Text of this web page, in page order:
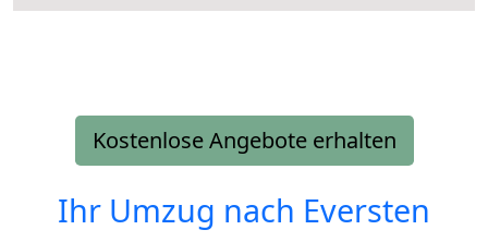
Kostenlose Angebote erhalten
Ihr Umzug nach Eversten